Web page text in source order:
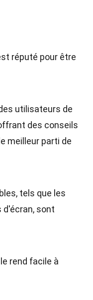
réputé pour être
utilisateurs de
des conseils
meilleur parti de
tels que les
sont
rend facile à